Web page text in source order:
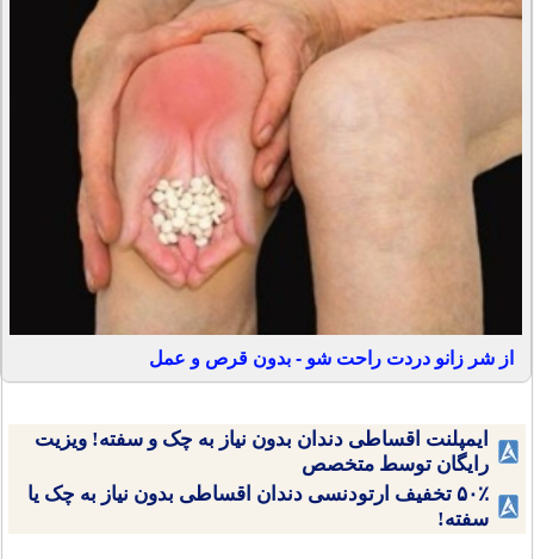
از شر زانو دردت راحت شو - بدون قرص و عمل
ایمپلنت اقساطی دندان بدون نیاز به چک و سفته! ویزیت
رایگان توسط متخصص
۵۰٪ تخفیف ارتودنسی دندان اقساطی بدون نیاز به چک یا
سفته!